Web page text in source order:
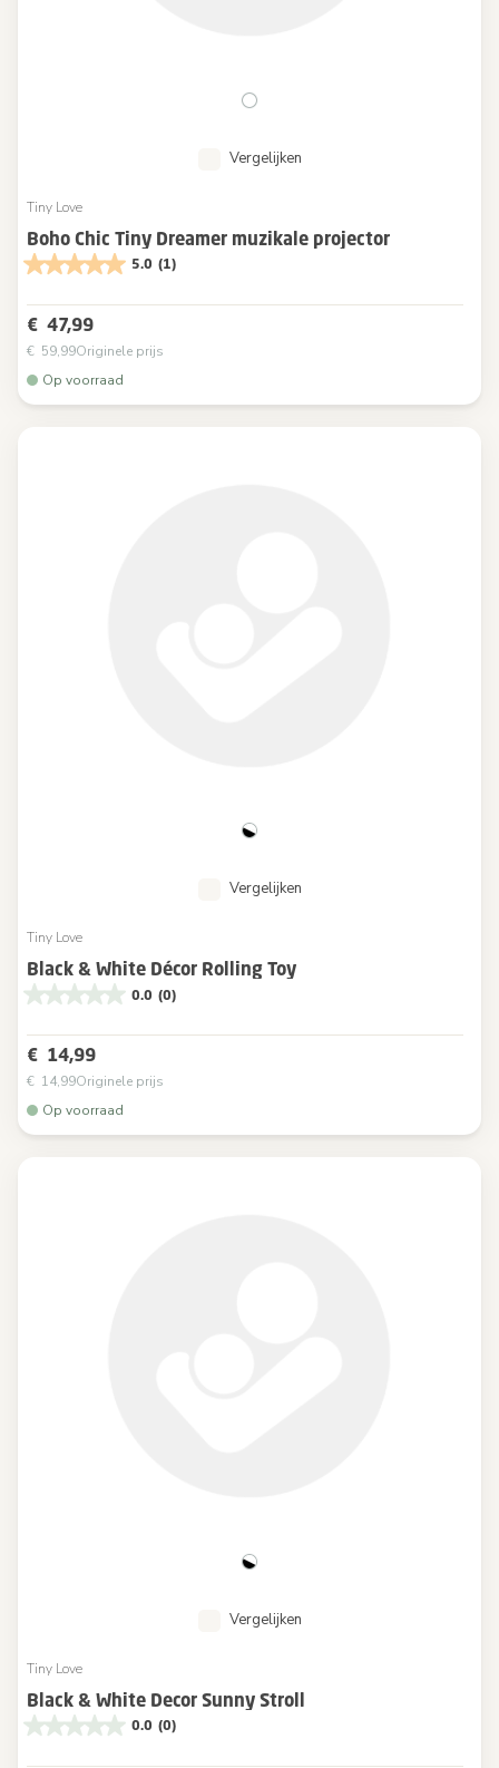
Vergelijken
Tiny Love
Boho Chic Tiny Dreamer muzikale projector
5.0 (1)
€ 47,99
€ 59,99Originele prijs
Op voorraad
Vergelijken
Tiny Love
Black & White Décor Rolling Toy
0.0 (0)
€ 14,99
€ 14,99Originele prijs
Op voorraad
Vergelijken
Tiny Love
Black & White Decor Sunny Stroll
0.0 (0)